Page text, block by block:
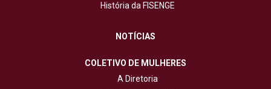
História da FISENGE
NOTÍCIAS
COLETIVO DE MULHERES
A Diretoria